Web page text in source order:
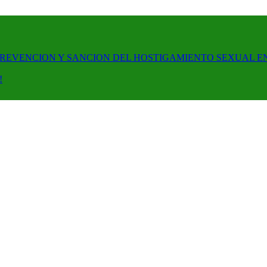
Y SANCION DEL HOSTIGAMIENTO SEXUAL